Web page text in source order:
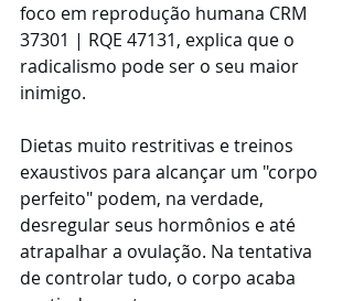
foco em reprodução humana CRM
37301 | RQE 47131, explica que o
radicalismo pode ser o seu maior
inimigo.
Dietas muito restritivas e treinos
exaustivos para alcançar um "corpo
perfeito" podem, na verdade,
desregular seus hormônios e até
atrapalhar a ovulação. Na tentativa
de controlar tudo, o corpo acaba